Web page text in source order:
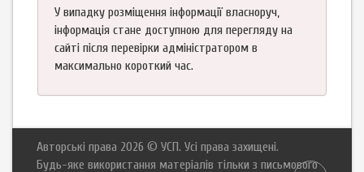
У випадку розміщення інформації власноруч,
інформація стане доступною для перегляду на
сайті після перевірки адміністратором в
максимально короткий час.
Авторські права 2026 © УСП. Усі права захищені.
Будь-яке використання матеріалів тільки з письмового